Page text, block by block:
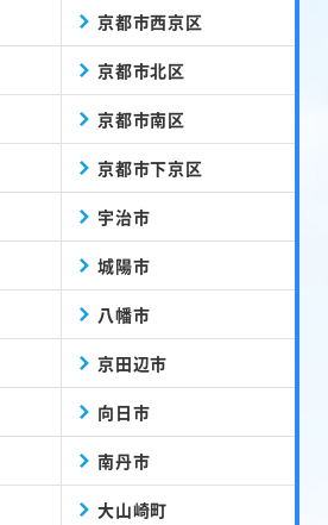
京都市西京区
京都市北区
京都市南区
京都市下京区
宇治市
城陽市
八幡市
京田辺市
向日市
南丹市
大山崎町